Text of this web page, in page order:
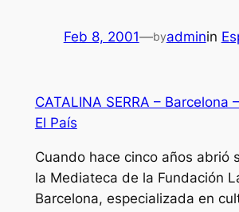
Feb 8, 2001—byadminin
CATALINA SERRA – Barcelona
El País
Cuando hace cinco años abrió
la Mediateca de la Fundación
Barcelona, especializada en